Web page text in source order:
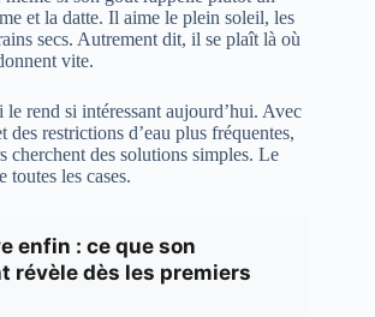
et la datte. Il aime le plein soleil, les
secs. Autrement dit, il se plaît là où
vite.
le rend si intéressant aujourd’hui. Avec
des restrictions d’eau plus fréquentes,
cherchent des solutions simples. Le
toutes les cases.
enfin : ce que son
révèle dès les premiers